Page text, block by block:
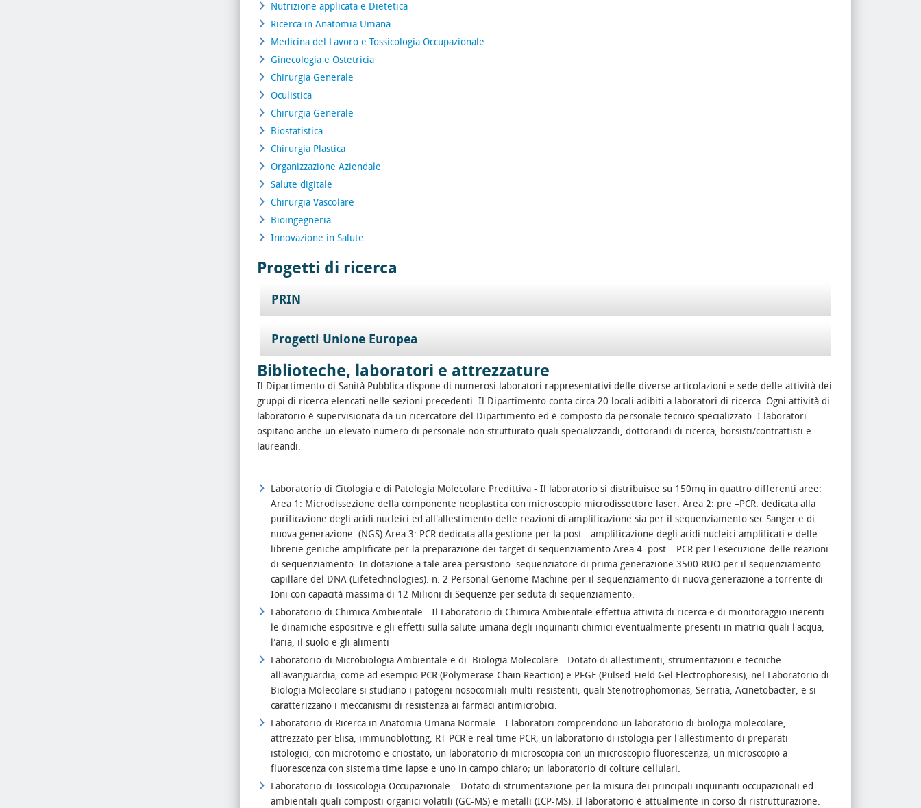
Nutrizione applicata e Dietetica
Ricerca in Anatomia Umana
Medicina del Lavoro e Tossicologia Occupazionale
Ginecologia e Ostetricia
Chirurgia Generale
Oculistica
Chirurgia Generale
Biostatistica
Chirurgia Plastica
Organizzazione Aziendale
Salute digitale
Chirurgia Vascolare
Bioingegneria
Innovazione in Salute
Progetti di ricerca
PRIN
Progetti Unione Europea
Biblioteche, laboratori e attrezzature
Il Dipartimento di Sanità Pubblica dispone di numerosi laboratori rappresentativi delle diverse articolazioni e sede delle attività dei
gruppi di ricerca elencati nelle sezioni precedenti. Il Dipartimento conta circa 20 locali adibiti a laboratori di ricerca. Ogni attività di
laboratorio è supervisionata da un ricercatore del Dipartimento ed è composto da personale tecnico specializzato. I laboratori
ospitano anche un elevato numero di personale non strutturato quali specializzandi, dottorandi di ricerca, borsisti/contrattisti e
laureandi.
Laboratorio di Citologia e di Patologia Molecolare Predittiva - Il laboratorio si distribuisce su 150mq in quattro differenti aree:
Area 1: Microdissezione della componente neoplastica con microscopio microdissettore laser. Area 2: pre –PCR. dedicata alla
purificazione degli acidi nucleici ed all'allestimento delle reazioni di amplificazione sia per il sequenziamento sec Sanger e di
nuova generazione. (NGS) Area 3: PCR dedicata alla gestione per la post - amplificazione degli acidi nucleici amplificati e delle
librerie geniche amplificate per la preparazione dei target di sequenziamento Area 4: post – PCR per l'esecuzione delle reazioni
di sequenziamento. In dotazione a tale area persistono: sequenziatore di prima generazione 3500 RUO per il sequenziamento
capillare del DNA (Lifetechnologies). n. 2 Personal Genome Machine per il sequenziamento di nuova generazione a torrente di
Ioni con capacità massima di 12 Milioni di Sequenze per seduta di sequenziamento.
Laboratorio di Chimica Ambientale - Il Laboratorio di Chimica Ambientale effettua attività di ricerca e di monitoraggio inerenti
le dinamiche espositive e gli effetti sulla salute umana degli inquinanti chimici eventualmente presenti in matrici quali lʼacqua,
lʼaria, il suolo e gli alimenti
Laboratorio di Microbiologia Ambientale e di Biologia Molecolare - Dotato di allestimenti, strumentazioni e tecniche
all'avanguardia, come ad esempio PCR (Polymerase Chain Reaction) e PFGE (Pulsed-Field Gel Electrophoresis), nel Laboratorio di
Biologia Molecolare si studiano i patogeni nosocomiali multi-resistenti, quali Stenotrophomonas, Serratia, Acinetobacter, e si
caratterizzano i meccanismi di resistenza ai farmaci antimicrobici.
Laboratorio di Ricerca in Anatomia Umana Normale - I laboratori comprendono un laboratorio di biologia molecolare,
attrezzato per Elisa, immunoblotting, RT-PCR e real time PCR; un laboratorio di istologia per l'allestimento di preparati
istologici, con microtomo e criostato; un laboratorio di microscopia con un microscopio fluorescenza, un microscopio a
fluorescenza con sistema time lapse e uno in campo chiaro; un laboratorio di colture cellulari.
Laboratorio di Tossicologia Occupazionale – Dotato di strumentazione per la misura dei principali inquinanti occupazionali ed
ambientali quali composti organici volatili (GC-MS) e metalli (ICP-MS). Il laboratorio è attualmente in corso di ristrutturazione.